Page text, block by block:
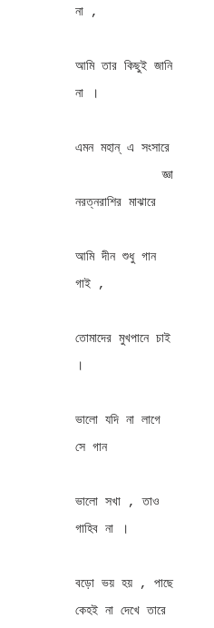
না ,
আমি তার কিছুই জানি
না ।
এমন মহান্ এ সংসারে
            জ্ঞা
নরত্নরাশির মাঝারে
আমি দীন শুধু গান
গাই ,
তোমাদের মুখপানে চাই
।
ভালো যদি না লাগে
সে গান
ভালো সখা , তাও
গাহিব না ।
বড়ো ভয় হয় , পাছে
কেহই না দেখে তারে